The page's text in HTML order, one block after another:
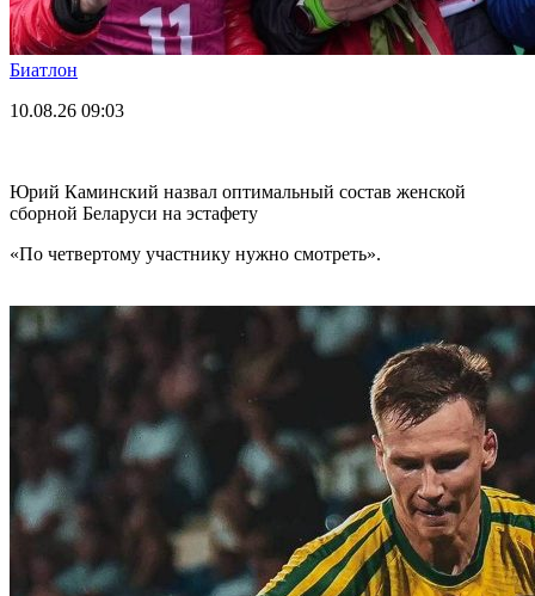
Биатлон
10.08.26 09:03
Юрий Каминский назвал оптимальный состав женской
сборной Беларуси на эстафету
«По четвертому участнику нужно смотреть».